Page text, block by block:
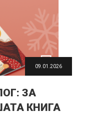
09.01.2026
ЗА
КНИГА